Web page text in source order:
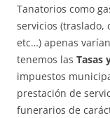
Tanatorios como
servicios (traslado,
etc…) apenas
tenemos las Tasas
impuestos
prestación de
funerarios de